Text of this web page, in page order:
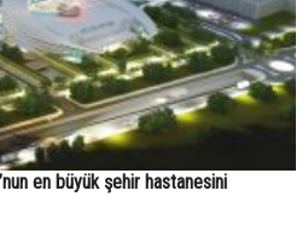
en büyük şehir hastanesini